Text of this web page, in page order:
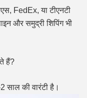
FedEx, या टीएनटी
और समुद्री शिपिंग भी
हैं?
साल की वारंटी है।